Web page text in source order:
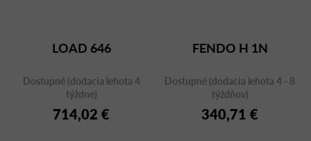
LOAD 646
Dostupné (dodacia lehota 4
týždne)
714,02 €
FENDO H 1N
Dostupné (dodacia lehota 4 - 8
týždňov)
340,71 €